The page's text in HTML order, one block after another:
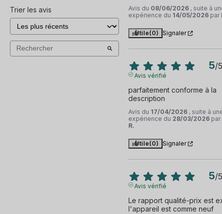
Trier les avis Avis du 08/06/2026 , suite à
expérience du 14/05/2026 par
Utile(0) Signaler
5/5
Avis vérifié
parfaitement conforme à la
description
Avis du 17/04/2026 , suite à
expérience du 28/03/2026 par
R.
Utile(0) Signaler
5/5
Avis vérifié
Le rapport qualité-prix est
l'appareil est comme neuf